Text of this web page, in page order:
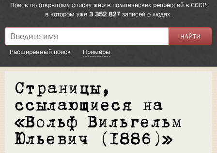
Поиск по открытому списку жертв политических репрессий в СССР,
в котором уже 3 352 827 записей о людях.
Расширенный поиск Примеры
Страницы,
ссылающиеся на
«Вольф Вильгельм
Юльевич (1886)»